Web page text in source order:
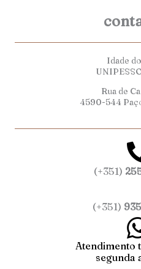
Idade
Rua de
4590-544
(+351)
(+351)
Atendimento
segunda